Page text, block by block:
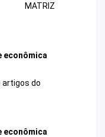
MATRIZ
econômica
artigos do
econômica